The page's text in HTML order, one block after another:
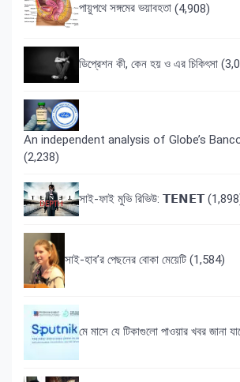
পায়ুপথে সঙ্গমের ভয়াবহতা (4,908)
ডিপ্রেশন কী, কেন হয় ও এর চিকিৎসা
An independent analysis of Globe’s
(2,238)
সাই-ফাই মুভি রিভিউ: 𝗧𝗘𝗡𝗘𝗧
সাই-হাব’র পেছনের বোকা মেয়েটি (1,584)
মে মাসে যে টিকাগুলো পাওয়ার খবর জানা